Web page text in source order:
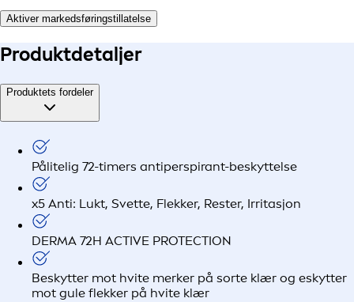
Aktiver markedsføringstillatelse
Produktdetaljer
Produktets fordeler
Pålitelig 72-timers antiperspirant-beskyttelse
x5 Anti: Lukt, Svette, Flekker, Rester, Irritasjon
DERMA 72H ACTIVE PROTECTION
Beskytter mot hvite merker på sorte klær og eskytter
mot gule flekker på hvite klær